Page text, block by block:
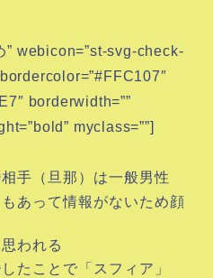
” webicon=”st-svg-check-
borderwidth=””
myclass=””]
手（旦那）は一般男性
あって情報がないため顔
われる
たことで「スフィア」